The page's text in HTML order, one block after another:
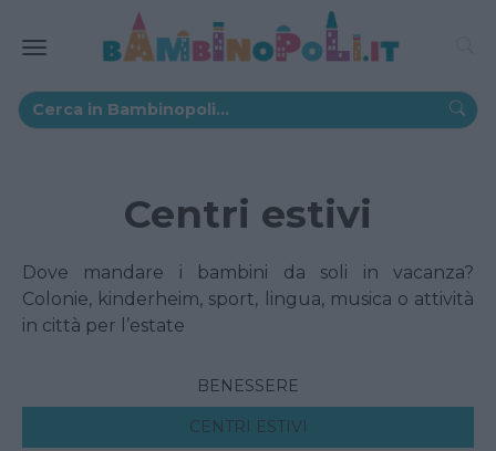
Centri estivi
Dove mandare i bambini da soli in vacanza?
Colonie, kinderheim, sport, lingua, musica o attività
in città per l’estate
BENESSERE
CENTRI ESTIVI